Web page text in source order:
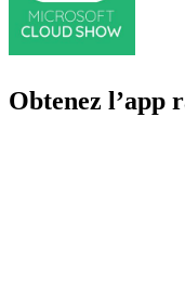
Obtenez